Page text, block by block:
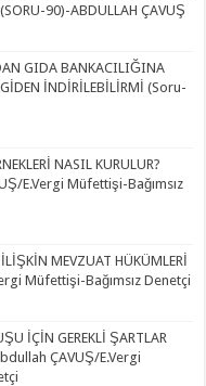
90)-ABDULLAH ÇAVUŞ
GIDA BANKACILIĞINA
İNDİRİLEBİLİRMİ (Soru-
NASIL KURULUR?
E.Vergi Müfettişi-Bağımsız
MEVZUAT HÜKÜMLERİ
Müfettişi-Bağımsız Denetçi
İÇİN GEREKLİ ŞARTLAR
ÇAVUŞ/E.Vergi